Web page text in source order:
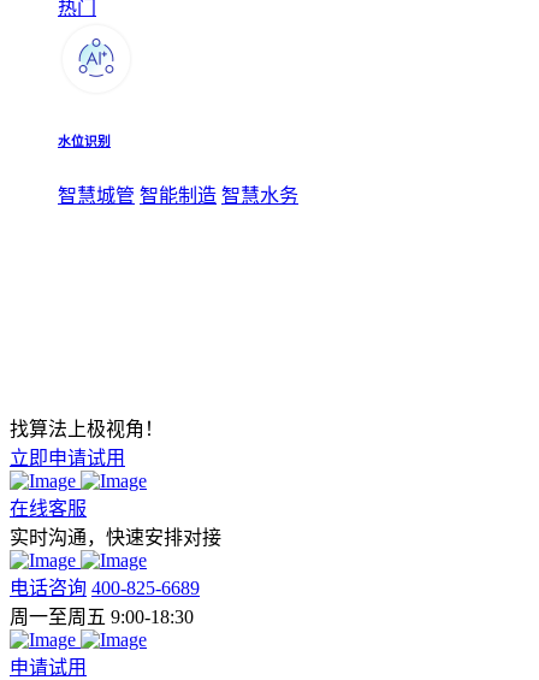
热门
水位识别
智慧城管 智能制造 智慧水务
找算法上极视角！
立即申请试用
在线客服
实时沟通，快速安排对接
电话咨询 400-825-6689
周一至周五 9:00-18:30
申请试用